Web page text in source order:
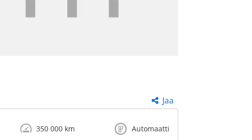
Jaa
350 000 km Automaatti